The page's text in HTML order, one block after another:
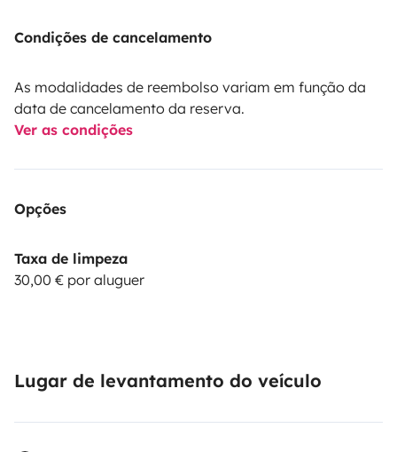
Condições de cancelamento
As modalidades de reembolso variam em função da
data de cancelamento da reserva.
Ver as condições
Opções
Taxa de limpeza
30,00 € por aluguer
Lugar de levantamento do veículo